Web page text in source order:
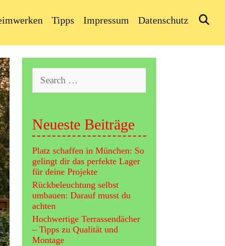
Tipps Impressum Datenschutz
for:
Neueste Beiträge
Platz schaffen in München: So
gelingt dir das perfekte Lager
für deine Projekte
Rückbeleuchtung selbst
umbauen: Darauf musst du
achten
Hochwertige Terrassendächer
– Tipps zu Qualität und
Montage